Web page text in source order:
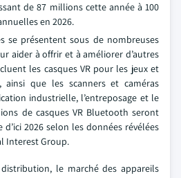
de 87 millions cette année à 100
en 2026.
se présentent sous de nombreuses
aider à offrir et à améliorer d’autres
les casques VR pour les jeux et
que les scanners et caméras
industrielle, l’entreposage et le
de casques VR Bluetooth seront
d’ici 2026 selon les données révélées
Interest Group.
le marché des appareils